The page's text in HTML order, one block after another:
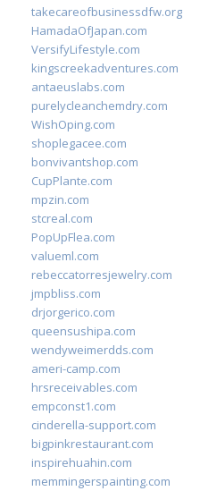
takecareofbusinessdfw.org
HamadaOfJapan.com
VersifyLifestyle.com
kingscreekadventures.com
antaeuslabs.com
purelycleanchemdry.com
WishOping.com
shoplegacee.com
bonvivantshop.com
CupPlante.com
mpzin.com
stcreal.com
PopUpFlea.com
valueml.com
rebeccatorresjewelry.com
jmpbliss.com
drjorgerico.com
queensushipa.com
wendyweimerdds.com
ameri-camp.com
hrsreceivables.com
empconst1.com
cinderella-support.com
bigpinkrestaurant.com
inspirehuahin.com
memmingerspainting.com